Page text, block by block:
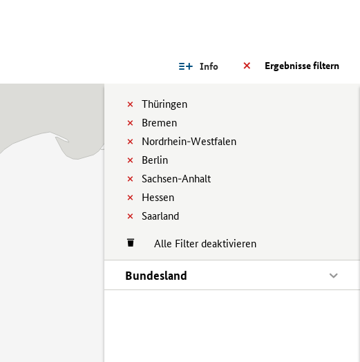
Ergebnisse filtern
Info
Thüringen
Bremen
Nordrhein-Westfalen
Berlin
Sachsen-Anhalt
Hessen
Saarland
Alle Filter deaktivieren
Bundesland